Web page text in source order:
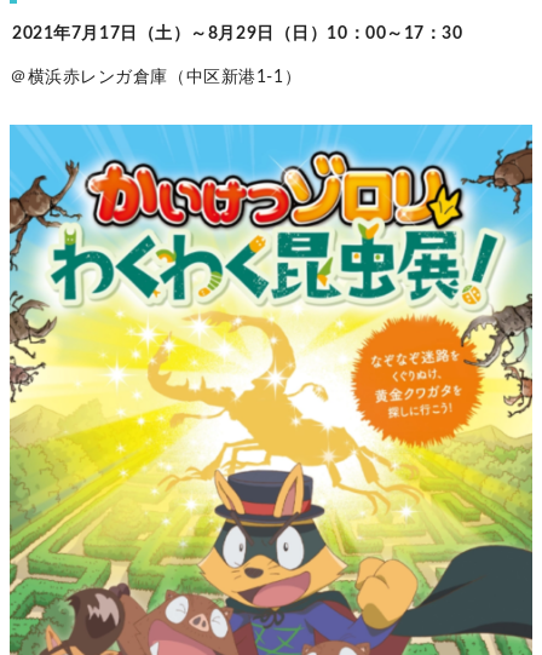
2021年7月17日（土）～8月29日（日）10：00～17：30
＠横浜赤レンガ倉庫（中区新港1-1）